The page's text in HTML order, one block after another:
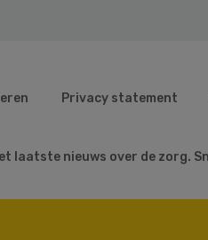
Privacy statement
laatste nieuws over de zorg.